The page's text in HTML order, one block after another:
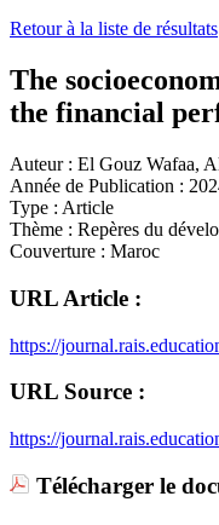
Retour à la liste de résultats
The
the financial
Auteur : El Gouz Wafaa,
Année de Publication :
Type : Article
Thème : Repères du
Couverture : Maroc
URL Article :
https://
URL Source :
https://
Télécharger le